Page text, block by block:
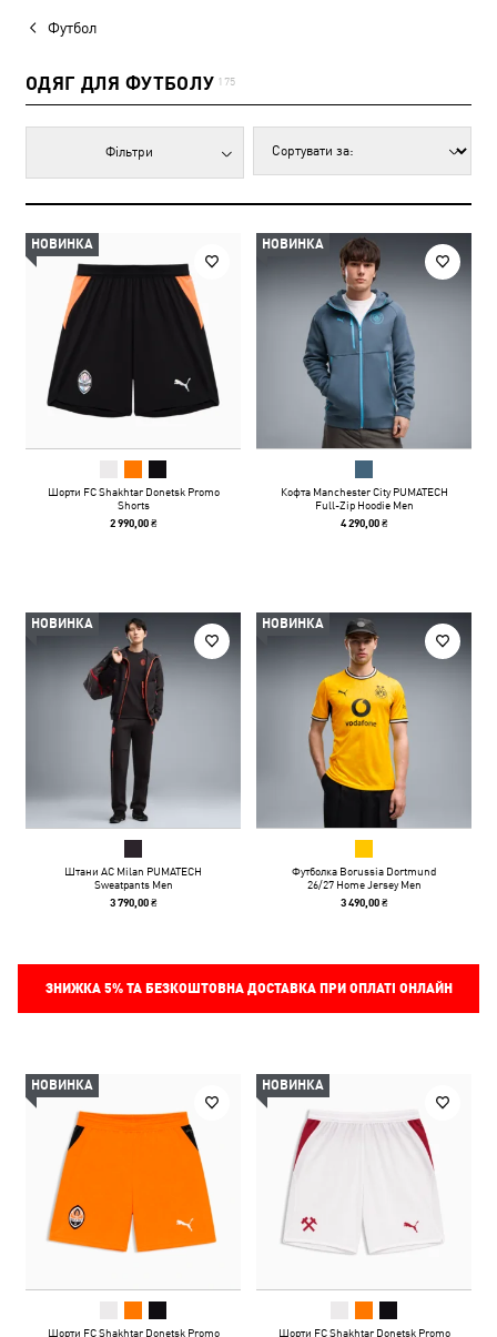
Футбол
ОДЯГ ДЛЯ ФУТБОЛУ 175
Фільтри
НОВИНКА
Шорти FC Shakhtar Donetsk Promo
Shorts
2 990,00 ₴
НОВИНКА
Кофта Manchester City PUMATECH
Full-Zip Hoodie Men
4 290,00 ₴
НОВИНКА
Штани AC Milan PUMATECH
Sweatpants Men
3 790,00 ₴
НОВИНКА
Футболка Borussia Dortmund
26/27 Home Jersey Men
3 490,00 ₴
ЗНИЖКА 5%ТА БЕЗКОШТОВНА ДОСТАВКА ПРИ ОПЛАТІ ОНЛАЙН
НОВИНКА
Шорти FC Shakhtar Donetsk Promo
НОВИНКА
Шорти FC Shakhtar Donetsk Promo